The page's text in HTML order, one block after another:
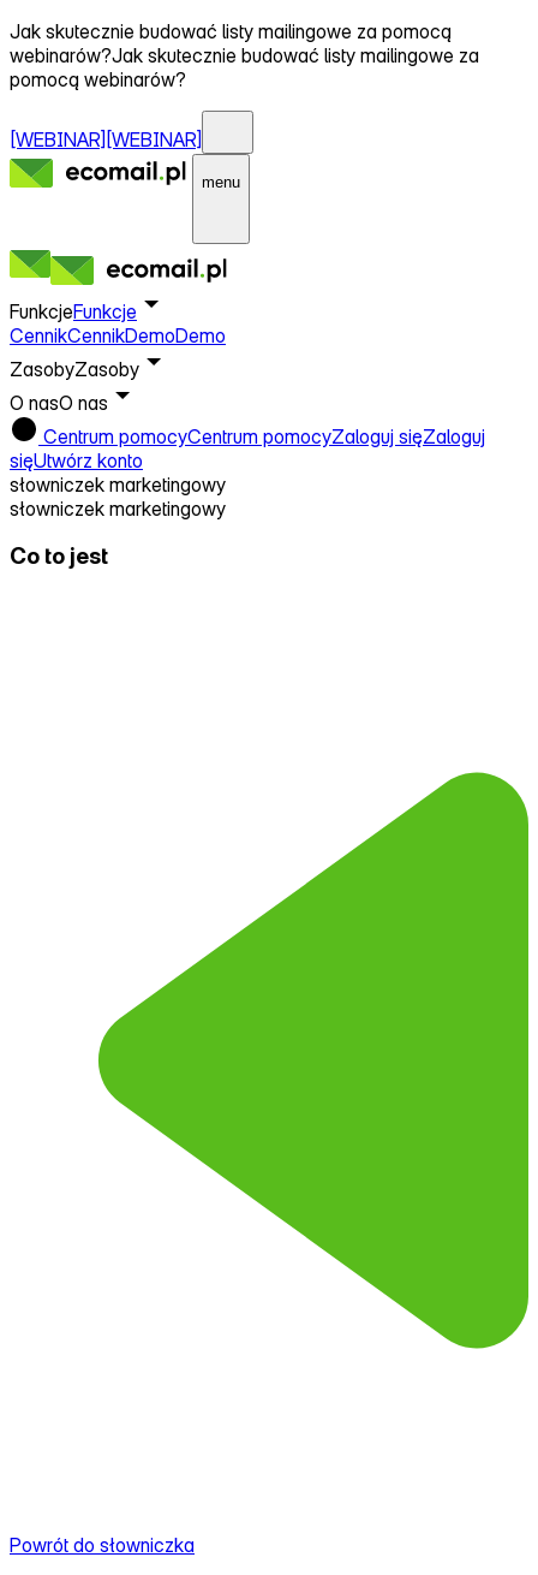
Jak skutecznie budować listy mailingowe za pomocą
webinarów?Jak skutecznie budować listy mailingowe za
pomocą webinarów?
[WEBINAR] [WEBINAR]
menu
FunkcjeFunkcje
CennikCennikDemoDemo
ZasobyZasoby
O nasO nas
Centrum pomocyCentrum pomocyZaloguj sięZaloguj
sięUtwórz konto
słowniczek marketingowy
słowniczek marketingowy
Co to jest
Powrót do słowniczka